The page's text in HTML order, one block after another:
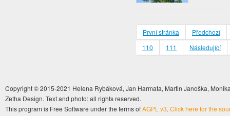
První stránka
Předchozí
110
111 Následující
Copyright © 2015-2021 Helena Rybáková, Jan Harmata, Martin Janoška,
Zetha Design. Text and photo: all rights reserved.
This program is Free Software under the terms ofAGPL v3. Click here for the